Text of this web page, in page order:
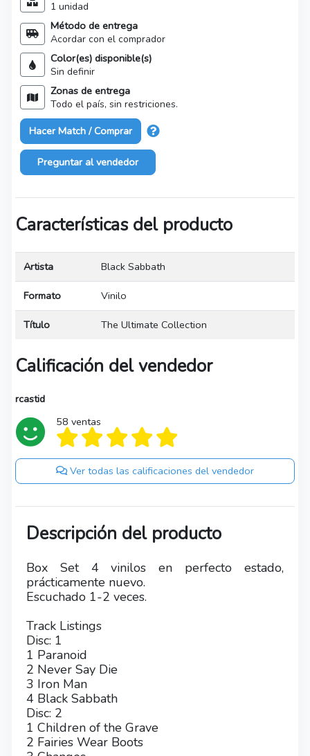
1 unidad
Método de entrega
Acordar con el comprador
Color(es) disponible(s)
Sin definir
Zonas de entrega
Todo el país, sin restriciones.
Hacer Match / Comprar
Preguntar al vendedor
Características del producto
Artista Black Sabbath
Formato Vinilo
Título The Ultimate Collection
Calificación del vendedor
rcastid
58 ventas
Ver todas las calificaciones del vendedor
Descripción del producto
Box Set 4 vinilos en perfecto estado,
prácticamente nuevo.
Escuchado 1-2 veces.
Track Listings
Disc: 1
1 Paranoid
2 Never Say Die
3 Iron Man
4 Black Sabbath
Disc: 2
1 Children of the Grave
2 Fairies Wear Boots